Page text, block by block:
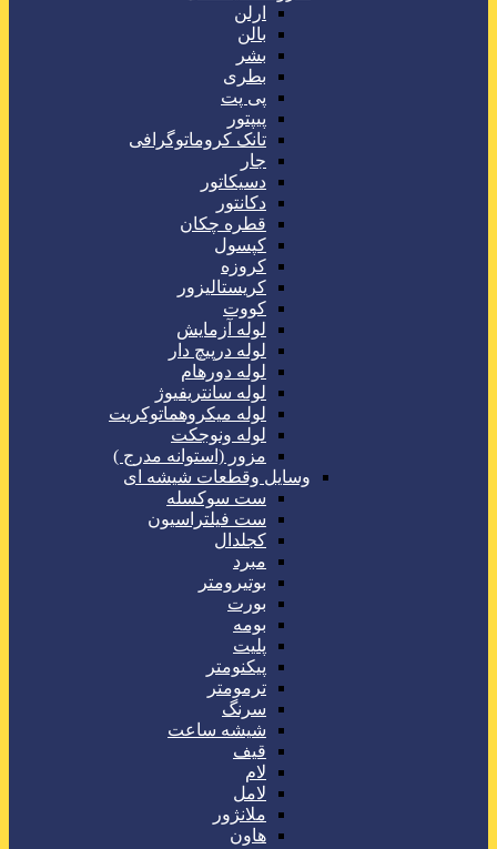
ارلن
بالن
بشر
بطری
پی پت
پیپتور
تانک کروماتوگرافی
جار
دسیکاتور
دکانتور
قطره چکان
کپسول
کروزه
کریستالیزور
کووت
لوله آزمایش
لوله درپیچ دار
لوله دورهام
لوله سانتریفیوژ
لوله میکروهماتوکریت
لوله ونوجکت
مزور (استوانه مدرج )
وسایل وقطعات شیشه ای
ست سوکسله
ست فیلتراسیون
کجلدال
مبرد
بوتیرومتر
بورت
بومه
پلیت
پیکنومتر
ترمومتر
سرنگ
شیشه ساعت
قیف
لام
لامل
ملانژور
هاون